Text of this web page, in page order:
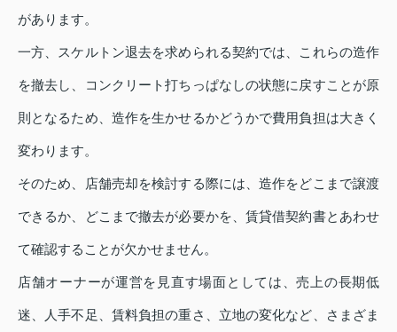
があります。
一方、スケルトン退去を求められる契約では、これらの造作
を撤去し、コンクリート打ちっぱなしの状態に戻すことが原
則となるため、造作を生かせるかどうかで費用負担は大きく
変わります。
そのため、店舗売却を検討する際には、造作をどこまで譲渡
できるか、どこまで撤去が必要かを、賃貸借契約書とあわせ
て確認することが欠かせません。
店舗オーナーが運営を見直す場面としては、売上の長期低
迷、人手不足、賃料負担の重さ、立地の変化など、さまざま